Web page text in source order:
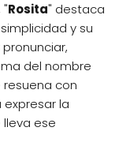
Rosita" destaca
y su
del nombre
resuena con
la
ese